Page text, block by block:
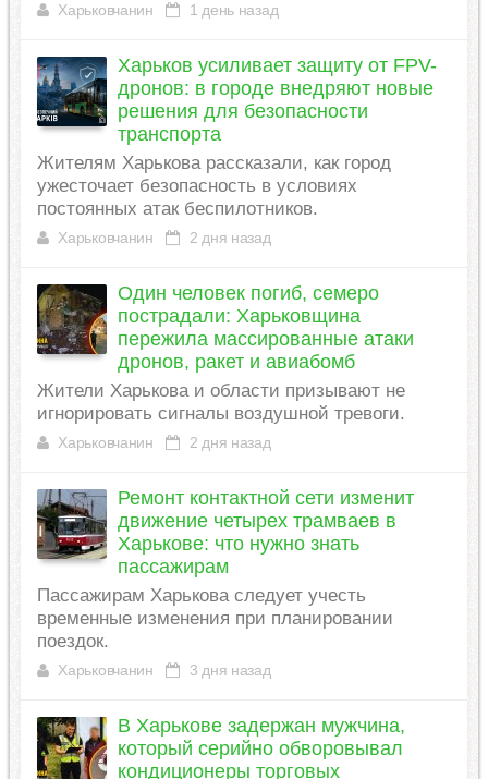
Харьковчанин 1 день назад
Харьков усиливает защиту от FPV-
дронов: в городе внедряют новые
решения для безопасности
транспорта
Жителям Харькова рассказали, как город
ужесточает безопасность в условиях
постоянных атак беспилотников.
Харьковчанин 2 дня назад
Один человек погиб, семеро
пострадали: Харьковщина
пережила массированные атаки
дронов, ракет и авиабомб
Жители Харькова и области призывают не
игнорировать сигналы воздушной тревоги.
Харьковчанин 2 дня назад
Ремонт контактной сети изменит
движение четырех трамваев в
Харькове: что нужно знать
пассажирам
Пассажирам Харькова следует учесть
временные изменения при планировании
поездок.
Харьковчанин 3 дня назад
В Харькове задержан мужчина,
который серийно обворовывал
кондиционеры торговых